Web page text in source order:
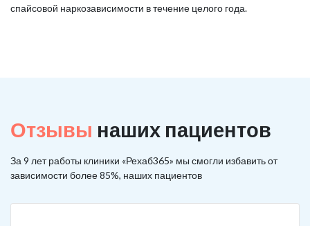
спайсовой наркозависимости в течение целого года.
Отзывы наших пациентов
За 9 лет работы клиники «Рехаб365» мы смогли избавить от
зависимости более 85%, наших пациентов